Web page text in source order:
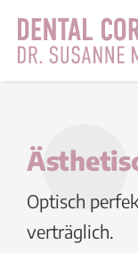
Inhalt
springen
Leistungen
Newsroom
Optisch
verträglich.